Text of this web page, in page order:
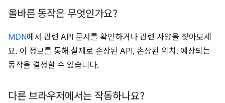
올바른 동작은 무엇인가요?
MDN에서 관련 API 문서를 확인하거나 관련 사양을 찾아보세
요. 이 정보를 통해 실제로 손상된 API, 손상된 위치, 예상되는
동작을 결정할 수 있습니다.
다른 브라우저에서는 작동하나요?